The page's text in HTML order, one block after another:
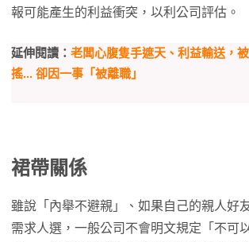
報可能產生的利益衝突，以利公司評估。
延伸閱讀： 老闆心腹隻手遮天、利益輸送，
搖... 卻因一事「被離職」
裙帶關係
雖說「內舉不避親」、如果自己的親人好
需求人選，一般公司不會明文規定「不可